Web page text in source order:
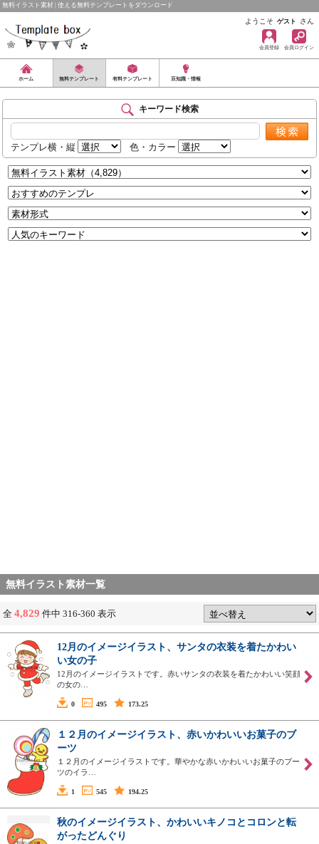
無料イラスト素材 | 使える無料テンプレートをダウンロード
ようこそ ゲスト さん
会員登録 会員ログイン
ホーム 無料テンプレート 有料テンプレート 豆知識・情報
キーワード検索
テンプレ横・縦 色・カラー
無料イラスト素材一覧
全 4,829 件中 316-360 表示
12月のイメージイラスト、サンタの衣装を着たかわい
い女の子
12月のイメージイラストです。赤いサンタの衣装を着たかわいい笑顔
の女の…
0 495 173.25
１２月のイメージイラスト、赤いかわいいお菓子のブ
ーツ
１２月のイメージイラストです。華やかな赤いかわいいお菓子のブー
ツのイラ…
1 545 194.25
秋のイメージイラスト、かわいいキノコとコロンと転
がったどんぐり